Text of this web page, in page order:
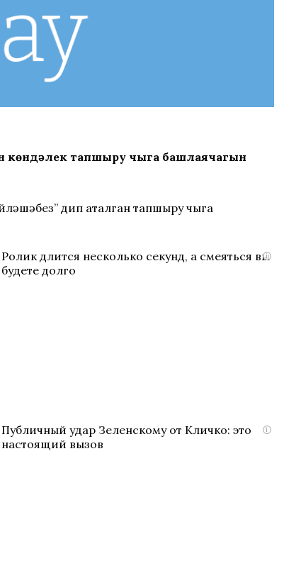
көндәлек тапшыру чыга башлаячагын
дип аталган тапшыру чыга
i
Ролик длится несколько секунд, а смеяться вы
будете долго
i
Публичный удар Зеленскому от Кличко: это
настоящий вызов